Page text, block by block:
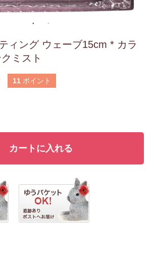
ィング ウェーブ15cm * カラ
ミスト
11 ポイント
カートに入れる